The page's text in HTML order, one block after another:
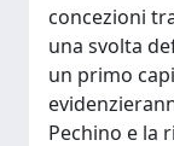
concezioni
una svolta
un primo
Pechino e la